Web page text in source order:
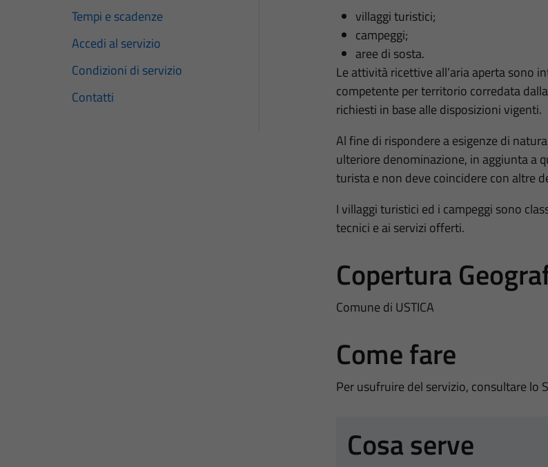
Tempi e scadenze
Accedi al servizio
Condizioni di servizio
Contatti
villaggi turistici;
campeggi;
aree di sosta.
Le attività ricettive all’aria aperta sono
competente per territorio corredata
richiesti in base alle disposizioni vigenti.
Al fine di rispondere a esigenze di
ulteriore denominazione, in aggiunta a
turista e non deve coincidere con altre
I villaggi turistici ed i campeggi sono
tecnici e ai servizi offerti.
Copertura
Comune di USTICA
Come fare
Per usufruire del servizio, consultare lo
Cosa serve